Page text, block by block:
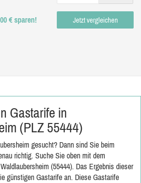
€ sparen! Jetzt vergleichen
Gastarife in
(PLZ 55444)
gesucht? Dann sind Sie beim
richtig. Suche Sie oben mit dem
(55444). Das Ergebnis dieser
günstigen Gastarife an. Diese Gastarife